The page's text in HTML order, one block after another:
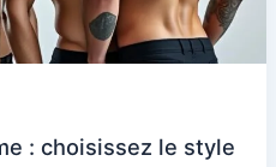
: choisissez le style